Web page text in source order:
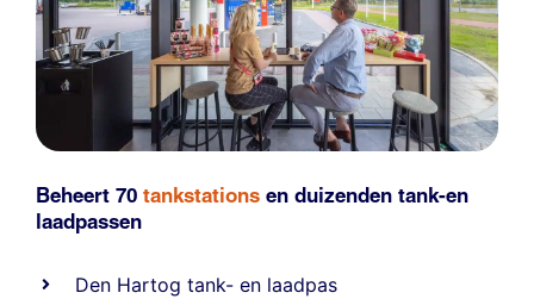
Beheert 70 tankstations en duizenden tank-en
laadpassen
Den Hartog tank- en laadpas